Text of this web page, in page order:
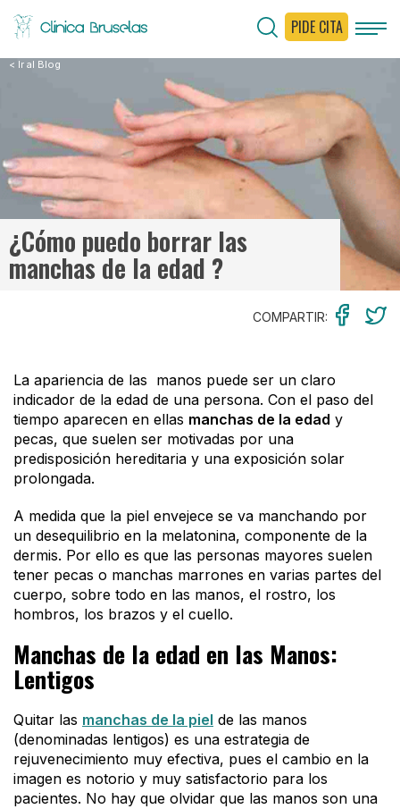
PIDE CITA
< Ir al Blog
¿Cómo puedo borrar las
manchas de la edad ?
COMPARTIR:
La apariencia de las manos puede ser un claro
indicador de la edad de una persona. Con el paso del
tiempo aparecen en ellas manchas de la edad y
pecas, que suelen ser motivadas por una
predisposición hereditaria y una exposición solar
prolongada.
A medida que la piel envejece se va manchando por
un desequilibrio en la melatonina, componente de la
dermis. Por ello es que las personas mayores suelen
tener pecas o manchas marrones en varias partes del
cuerpo, sobre todo en las manos, el rostro, los
hombros, los brazos y el cuello.
Manchas de la edad en las Manos:
Lentigos
Quitar las manchas de la piel de las manos
(denominadas lentigos) es una estrategia de
rejuvenecimiento muy efectiva, pues el cambio en la
imagen es notorio y muy satisfactorio para los
pacientes. No hay que olvidar que las manos son una